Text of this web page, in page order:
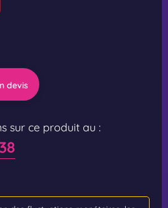
devis
sur ce produit au :